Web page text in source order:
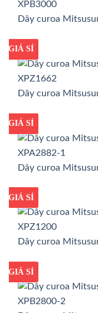
Dây curoa
GIÁ TỐT
GIÁ SỈ
Dây curoa
GIÁ TỐT
GIÁ SỈ
Dây curoa
GIÁ TỐT
GIÁ SỈ
Dây curoa
GIÁ TỐT
GIÁ SỈ